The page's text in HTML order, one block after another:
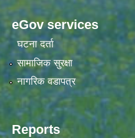
eGov services
घटना दर्ता
सामाजिक सुरक्षा
नागरिक वडापत्र
Reports